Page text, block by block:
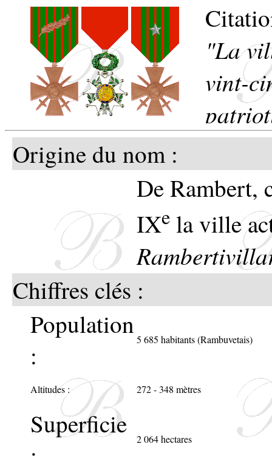
Le
la
le
Les
"La
vint-
1925 :
août
Origine du nom :
De Rambert,
IXe la ville
Chiffres clés :
Population
:
5 685 habitants (Rambuvetais)
Altitudes : 272 - 348 mètres
Superficie
2 064 hectares